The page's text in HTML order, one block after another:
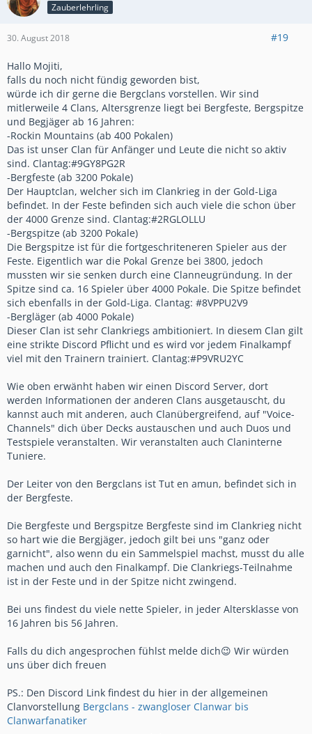
Zauberlehrling
30. August 2018 #19
Hallo Mojiti,
falls du noch nicht fündig geworden bist,
würde ich dir gerne die Bergclans vorstellen. Wir sind
mitlerweile 4 Clans, Altersgrenze liegt bei Bergfeste, Bergspitze
und Begjäger ab 16 Jahren:
-Rockin Mountains (ab 400 Pokalen)
Das ist unser Clan für Anfänger und Leute die nicht so aktiv
sind. Clantag:#9GY8PG2R
-Bergfeste (ab 3200 Pokale)
Der Hauptclan, welcher sich im Clankrieg in der Gold-Liga
befindet. In der Feste befinden sich auch viele die schon über
der 4000 Grenze sind. Clantag:#2RGLOLLU
-Bergspitze (ab 3200 Pokale)
Die Bergspitze ist für die fortgeschriteneren Spieler aus der
Feste. Eigentlich war die Pokal Grenze bei 3800, jedoch
mussten wir sie senken durch eine Clanneugründung. In der
Spitze sind ca. 16 Spieler über 4000 Pokale. Die Spitze befindet
sich ebenfalls in der Gold-Liga. Clantag: #8VPPU2V9
-Bergläger (ab 4000 Pokale)
Dieser Clan ist sehr Clankriegs ambitioniert. In diesem Clan gilt
eine strikte Discord Pflicht und es wird vor jedem Finalkampf
viel mit den Trainern trainiert. Clantag:#P9VRU2YC
Wie oben erwänht haben wir einen Discord Server, dort
werden Informationen der anderen Clans ausgetauscht, du
kannst auch mit anderen, auch Clanübergreifend, auf "Voice-
Channels" dich über Decks austauschen und auch Duos und
Testspiele veranstalten. Wir veranstalten auch Claninterne
Tuniere.
Der Leiter von den Bergclans ist Tut en amun, befindet sich in
der Bergfeste.
Die Bergfeste und Bergspitze Bergfeste sind im Clankrieg nicht
so hart wie die Bergjäger, jedoch gilt bei uns "ganz oder
garnicht", also wenn du ein Sammelspiel machst, musst du alle
machen und auch den Finalkampf. Die Clankriegs-Teilnahme
ist in der Feste und in der Spitze nicht zwingend.
Bei uns findest du viele nette Spieler, in jeder Altersklasse von
16 Jahren bis 56 Jahren.
Falls du dich angesprochen fühlst melde dich😉 Wir würden
uns über dich freuen
PS.: Den Discord Link findest du hier in der allgemeinen
Clanvorstellung Bergclans - zwangloser Clanwar bis
Clanwarfanatiker